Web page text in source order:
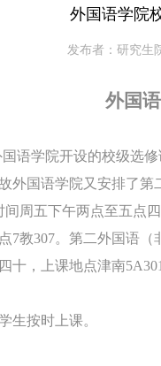
外国语学院
发布者：研究
外国
语学院开设的校级选
外国语学院又安排了
间周五下午两点至五点
7教307。第二外国语（
十，上课地点津南5A301
生按时上课。